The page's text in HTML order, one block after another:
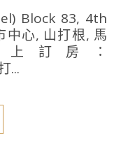
中心, 山打根, 馬
上訂房：
...